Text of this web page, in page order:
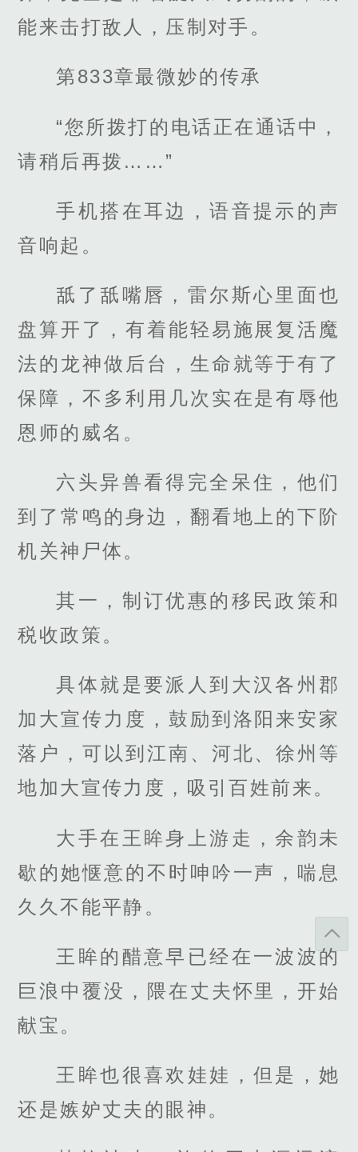
能来击打敌人，压制对手。
第833章最微妙的传承
“您所拨打的电话正在通话中，
请稍后再拨……”
手机搭在耳边，语音提示的声
音响起。
舐了舐嘴唇，雷尔斯心里面也
盘算开了，有着能轻易施展复活魔
法的龙神做后台，生命就等于有了
保障，不多利用几次实在是有辱他
恩师的威名。
六头异兽看得完全呆住，他们
到了常鸣的身边，翻看地上的下阶
机关神尸体。
其一，制订优惠的移民政策和
税收政策。
具体就是要派人到大汉各州郡
加大宣传力度，鼓励到洛阳来安家
落户，可以到江南、河北、徐州等
地加大宣传力度，吸引百姓前来。
大手在王眸身上游走，余韵未
歇的她惬意的不时呻吟一声，喘息
久久不能平静。
王眸的醋意早已经在一波波的
巨浪中覆没，隈在丈夫怀里，开始
献宝。
王眸也很喜欢娃娃，但是，她
还是嫉妒丈夫的眼神。